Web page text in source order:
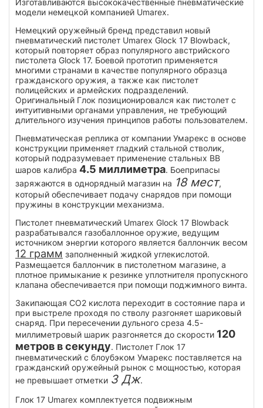
модели немецкой компанией Umarex.
Немецкий оружейный бренд представил новый
пневматический пистолет Umarex Glock 17 Blowback,
который повторяет образ популярного австрийского
пистолета Glock 17. Боевой прототип применяется
многими странами в качестве популярного образца
гражданского оружия, а также как пистолет
полицейских и армейских подразделений.
Оригинальный Глок позиционировался как пистолет с
интуитивными органами управления, не требующий
длительного изучения принципов работы пользователем.
Пневматическая реплика от компании Умарекс в основе
конструкции применяет гладкий стальной стволик,
который подразумевает применение стальных BB
шаров калибра 4.5 миллиметра. Боеприпасы
заряжаются в однорядный магазин на 18 мест,
который обеспечивает подачу снарядов при помощи
пружины в конструкции механизма.
Пистолет пневматический Umarex Glock 17 Blowback
разрабатывался газобаллонное оружие, ведущим
источником энергии которого является баллончик весом
12 грамм заполненный жидкой углекислотой.
Размещается баллончик в пистолетном магазине, а
плотное примыкание к резинке уплотнителя пропускного
клапана обеспечивается при помощи поджимного винта.
Закипающая CO2 кислота переходит в состояние пара и
при выстреле проходя по стволу разгоняет шариковый
снаряд. При пересечении дульного среза 4.5-
миллиметровый шарик разгоняется до скорости 120
метров в секунду. Пистолет Глок 17
пневматический с блоубэком Умарекс поставляется на
гражданский оружейный рынок с мощностью, которая
не превышает отметки 3 Дж.
Глок 17 Umarex комплектуется подвижным